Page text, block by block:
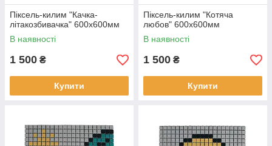
Піксель-килим "Качка-
літакозбивачка" 600х600мм
В наявності
1 500 ₴
Купити
Піксель-килим "Котяча
любов" 600х600мм
В наявності
1 500 ₴
Купити